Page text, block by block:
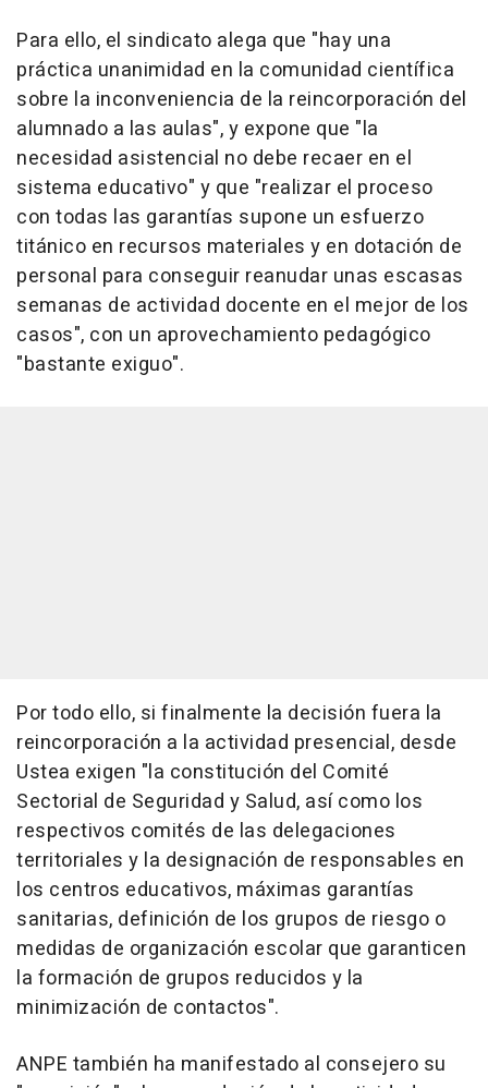
Para ello, el sindicato alega que "hay una
práctica unanimidad en la comunidad científica
sobre la inconveniencia de la reincorporación del
alumnado a las aulas", y expone que "la
necesidad asistencial no debe recaer en el
sistema educativo" y que "realizar el proceso
con todas las garantías supone un esfuerzo
titánico en recursos materiales y en dotación de
personal para conseguir reanudar unas escasas
semanas de actividad docente en el mejor de los
casos", con un aprovechamiento pedagógico
"bastante exiguo".
Por todo ello, si finalmente la decisión fuera la
reincorporación a la actividad presencial, desde
Ustea exigen "la constitución del Comité
Sectorial de Seguridad y Salud, así como los
respectivos comités de las delegaciones
territoriales y la designación de responsables en
los centros educativos, máximas garantías
sanitarias, definición de los grupos de riesgo o
medidas de organización escolar que garanticen
la formación de grupos reducidos y la
minimización de contactos".
ANPE también ha manifestado al consejero su